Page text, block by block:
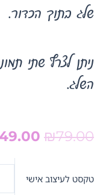
שלג בתוך הכדור.
ניתן לצרף שתי
השלג.
₪79.00
המחיר
היה:
טקסט לעיצוב אישי
מסגרת